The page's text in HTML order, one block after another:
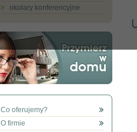
okulary konferencyjne
Co oferujemy?
O firmie